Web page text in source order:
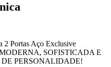
2 Portas Aço Exclusive
SOFISTICADA E
PERSONALIDADE!